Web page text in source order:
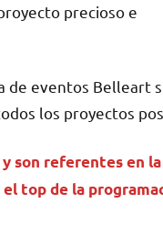
precioso e
de eventos Belleart
los proyectos
son referentes en
top de la